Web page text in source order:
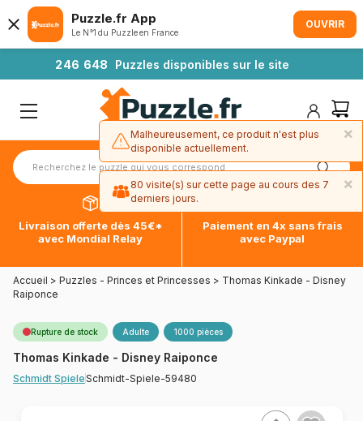
246 648 Puzzles disponibles sur le site
Livraison offerte dès 45€*
avec Mondial Relay
Paiement en 4x sans frais
avec Paypal
Accueil > Puzzles - Princes et Princesses > Thomas Kinkade - Disney
Raiponce
Rupture de stock Adulte 1000 pièces
Thomas Kinkade - Disney Raiponce
Schmidt SpieleSchmidt-Spiele-59480
Puzzle.fr App
Le N°1 du Puzzle en France
OUVRIR
×
Malheureusement, ce produit n'est plus
disponible actuellement.
×
80 visite(s) sur cette page au cours des 7
derniers jours.